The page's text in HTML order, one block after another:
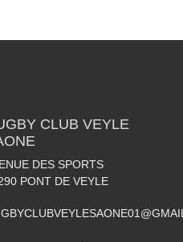
CLUB VEYLE
DES SPORTS
PONT DE VEYLE